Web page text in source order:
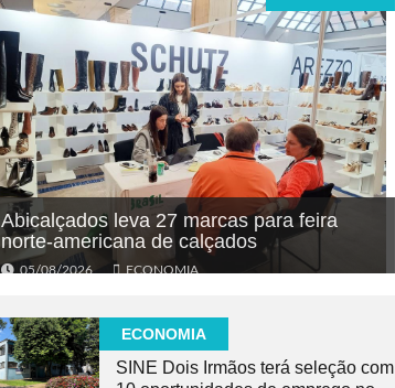
Abicalçados leva 27 marcas para feira
norte-americana de calçados
05/08/2026 ECONOMIA
ECONOMIA
SINE Dois Irmãos terá seleção com